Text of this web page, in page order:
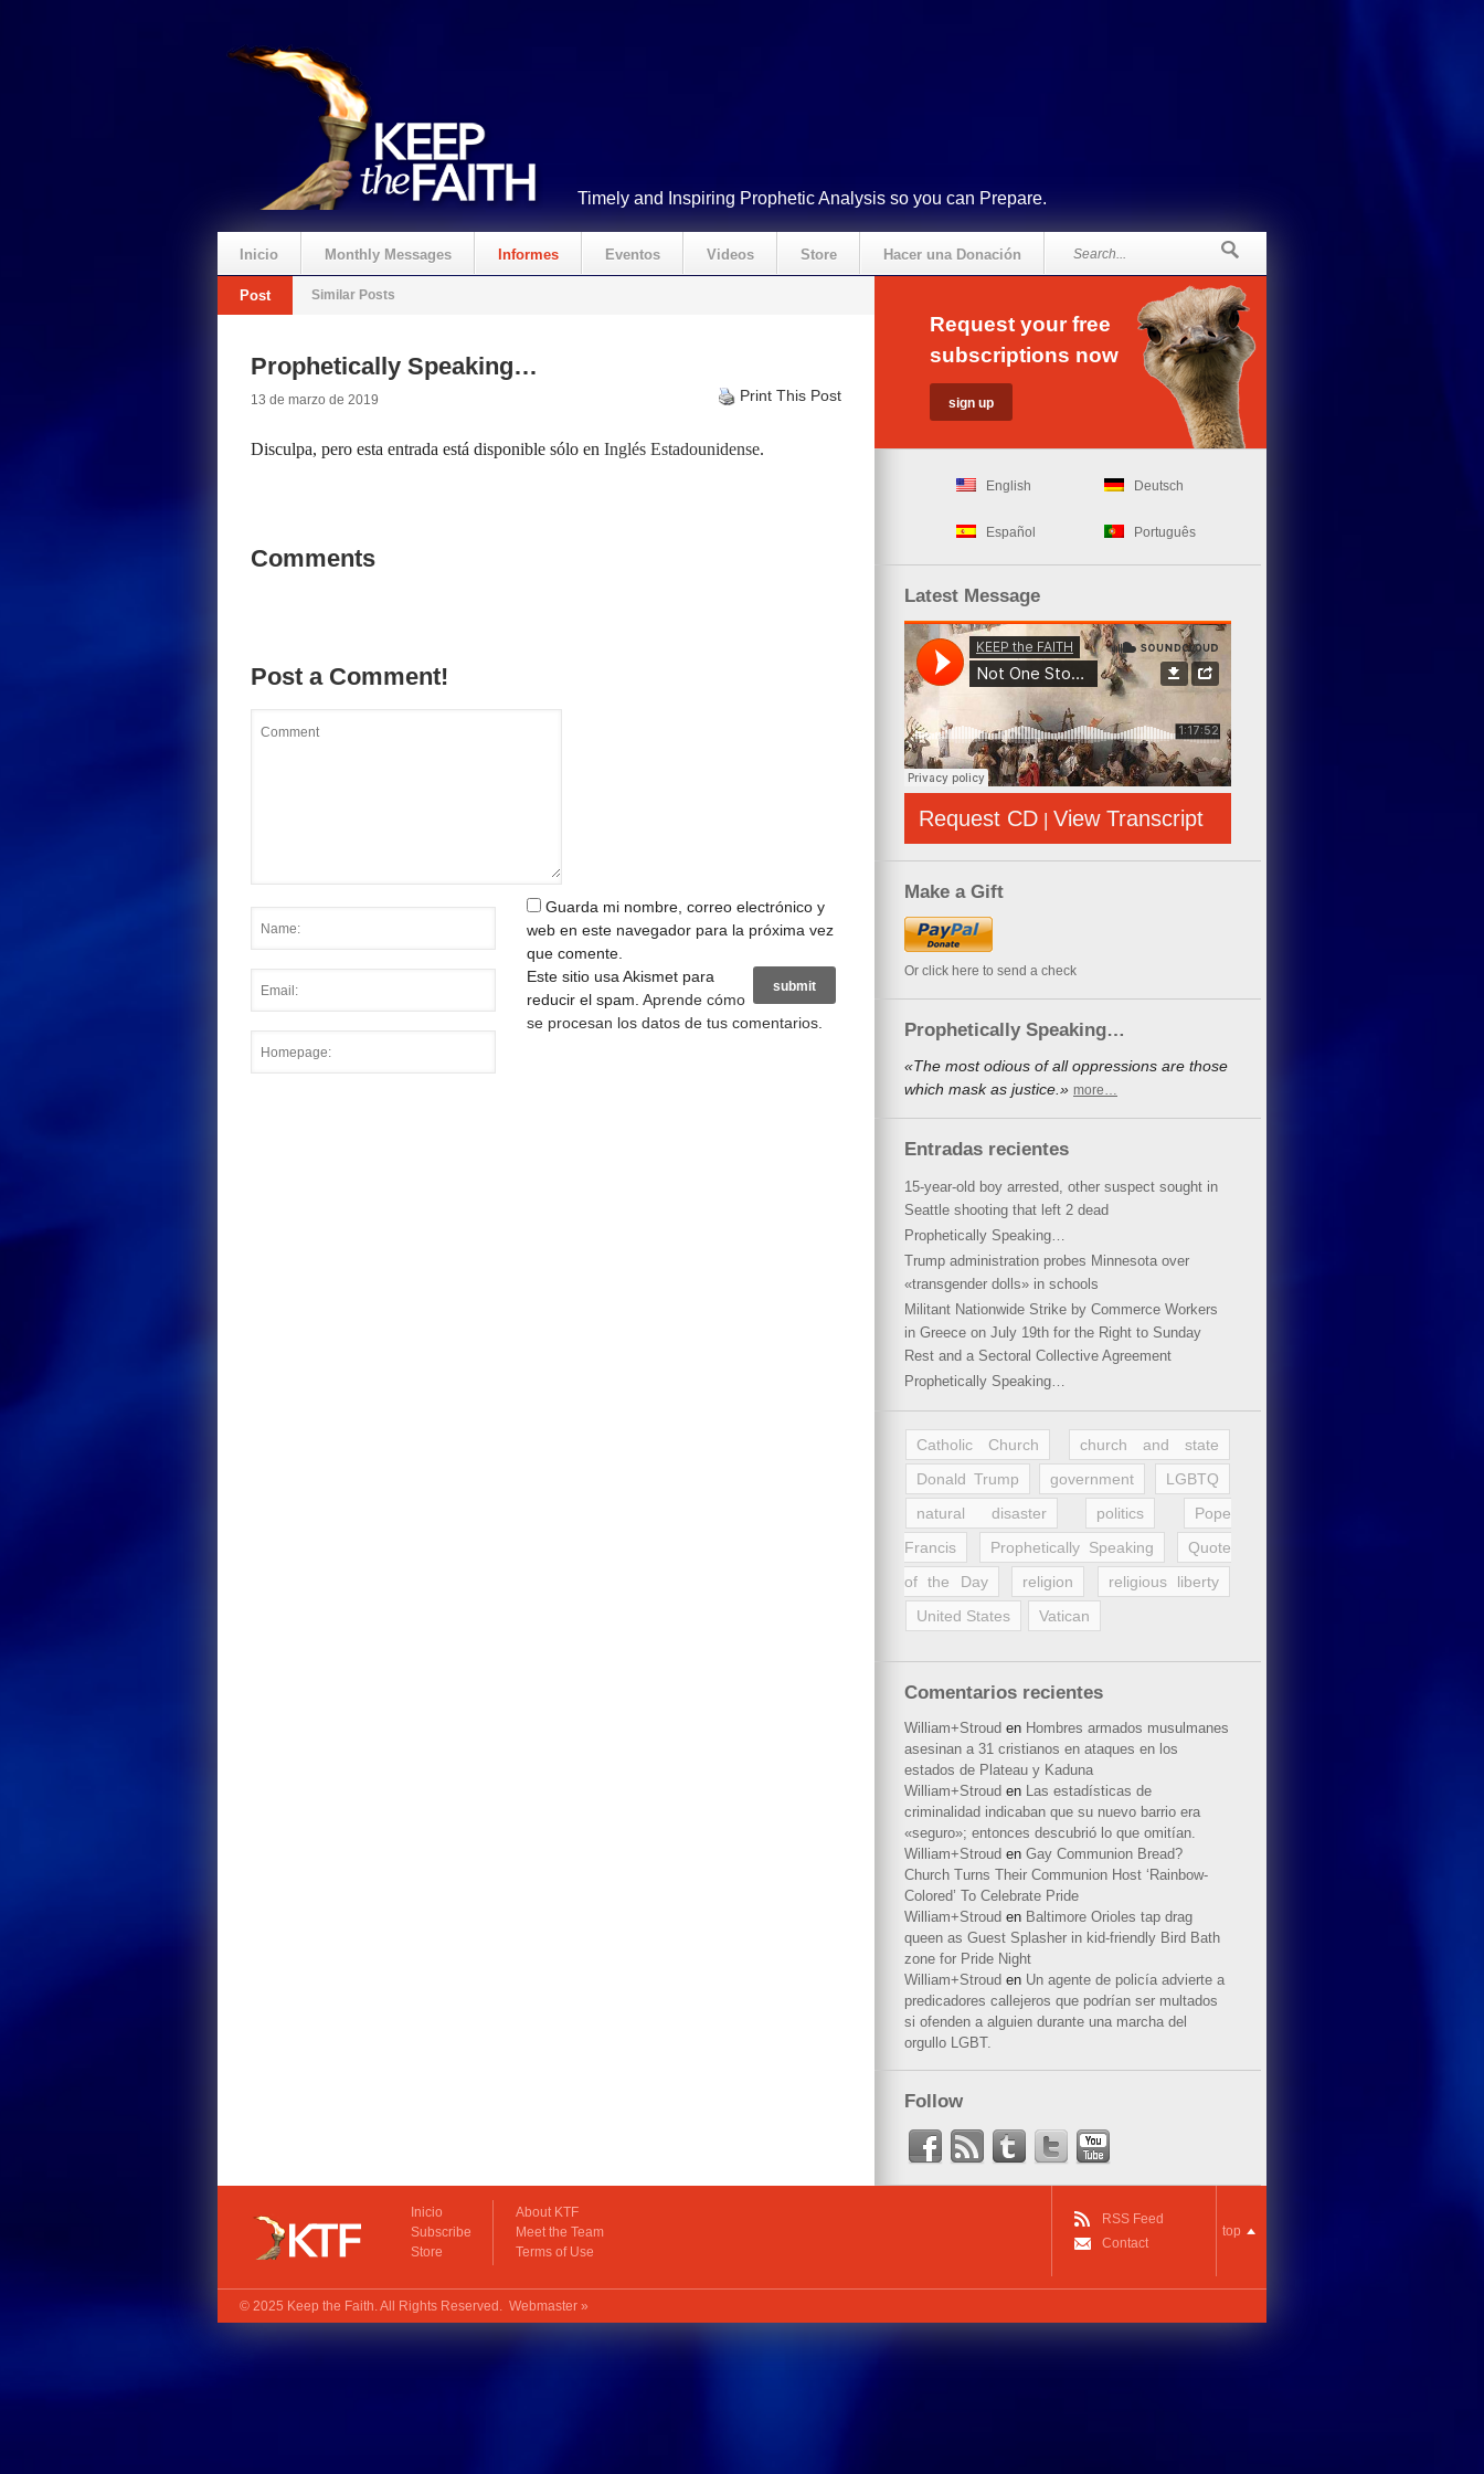
Timely and Inspiring Prophetic Analysis so you can Prepare.
Inicio Monthly Messages Informes Eventos Videos Store Hacer una Donación
Post Similar Posts
Prophetically Speaking…
13 de marzo de 2019 Print This Post
Disculpa, pero esta entrada está disponible sólo en Inglés Estadounidense.
Comments
Post a Comment!
Guarda mi nombre, correo electrónico y
web en este navegador para la próxima vez
que comente.
Este sitio usa Akismet para
reducir el spam. Aprende cómo
se procesan los datos de tus comentarios
Request your free
subscriptions now
English Deutsch
Español Português
Latest Message
Request CD | View Transcript
Make a Gift
Or click here to send a check
Prophetically Speaking…
«The most odious of all oppressions are those
which mask as justice.» more…
Entradas recientes
15-year-old boy arrested, other suspect sought in
Seattle shooting that left 2 dead
Prophetically Speaking…
Trump administration probes Minnesota over
«transgender dolls» in schools
Militant Nationwide Strike by Commerce Workers
in Greece on July 19th for the Right to Sunday
Rest and a Sectoral Collective Agreement
Prophetically Speaking…
Catholic Church
church and state
Donald Trump
government
LGBTQ
natural disaster
politics
Pope
Francis
Prophetically Speaking
Quote
of the Day
religion
religious liberty
United States
Vatican
Comentarios recientes
William+Stroud en Hombres armados musulmanes
asesinan a 31 cristianos en ataques en los
estados de Plateau y Kaduna
William+Stroud en Las estadísticas de
criminalidad indicaban que su nuevo barrio era
«seguro»; entonces descubrió lo que omitían.
William+Stroud en Gay Communion Bread?
Church Turns Their Communion Host ‘Rainbow-
Colored’ To Celebrate Pride
William+Stroud en Baltimore Orioles tap drag
queen as Guest Splasher in kid-friendly Bird Bath
zone for Pride Night
William+Stroud en Un agente de policía advierte a
predicadores callejeros que podrían ser multados
si ofenden a alguien durante una marcha del
orgullo LGBT.
Follow
Inicio
Subscribe
Store
About KTF
Meet the Team
Terms of Use
RSS Feed
Contact
top
© 2025 Keep the Faith. All Rights Reserved. Webmaster »